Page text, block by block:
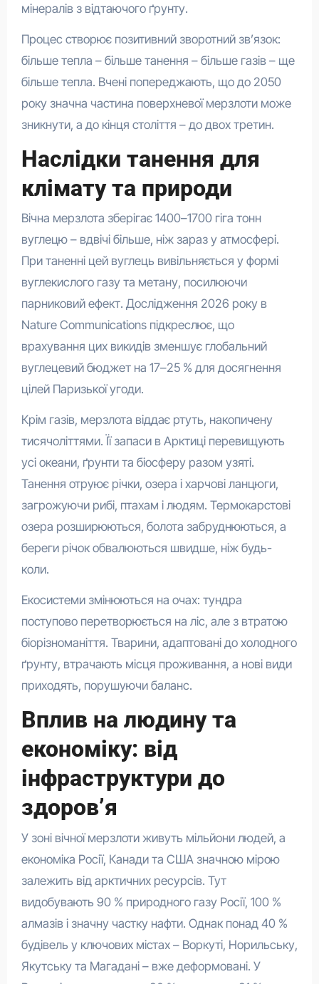
мінералів з відтаючого ґрунту.
Процес створює позитивний зворотний зв’язок:
більше тепла – більше танення – більше газів – ще
більше тепла. Вчені попереджають, що до 2050
року значна частина поверхневої мерзлоти може
зникнути, а до кінця століття – до двох третин.
Наслідки танення для
клімату та природи
Вічна мерзлота зберігає 1400–1700 гіга тонн
вуглецю – вдвічі більше, ніж зараз у атмосфері.
При таненні цей вуглець вивільняється у формі
вуглекислого газу та метану, посилюючи
парниковий ефект. Дослідження 2026 року в
Nature Communications підкреслює, що
врахування цих викидів зменшує глобальний
вуглецевий бюджет на 17–25 % для досягнення
цілей Паризької угоди.
Крім газів, мерзлота віддає ртуть, накопичену
тисячоліттями. Її запаси в Арктиці перевищують
усі океани, ґрунти та біосферу разом узяті.
Танення отруює річки, озера і харчові ланцюги,
загрожуючи рибі, птахам і людям. Термокарстові
озера розширюються, болота забруднюються, а
береги річок обвалюються швидше, ніж будь-
коли.
Екосистеми змінюються на очах: тундра
поступово перетворюється на ліс, але з втратою
біорізноманіття. Тварини, адаптовані до холодного
ґрунту, втрачають місця проживання, а нові види
приходять, порушуючи баланс.
Вплив на людину та
економіку: від
інфраструктури до
здоров’я
У зоні вічної мерзлоти живуть мільйони людей, а
економіка Росії, Канади та США значною мірою
залежить від арктичних ресурсів. Тут
видобувають 90 % природного газу Росії, 100 %
алмазів і значну частку нафти. Однак понад 40 %
будівель у ключових містах – Воркуті, Норильську,
Якутську та Магадані – вже деформовані. У